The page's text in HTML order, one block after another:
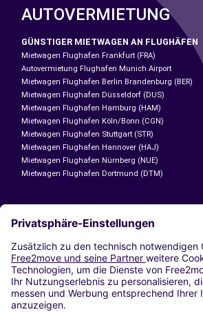
AUTOVERMIETUNG
GÜNSTIGER MIETWAGEN AN FLUGHÄFEN
Mietwagen Flughafen Frankfurt (FRA)
Autovermietung Flughafen Munich Airport
Mietwagen Flughafen Berlin Brandenburg (BER)
Mietwagen Flughafen Düsseldorf (DUS)
Mietwagen Flughafen Hamburg (HAM)
Mietwagen Flughafen Köln/Bonn (CGN)
Mietwagen Flughafen Stuttgart (STR)
Mietwagen Flughafen Hannover (HAJ)
Mietwagen Flughafen Nürnberg (NUE)
Mietwagen Flughafen Dortmund (DTM)
CARSHARING
UNSERE STÄDTE
Paris
Madrid
Washington DC
Mailand